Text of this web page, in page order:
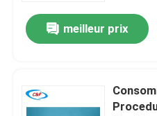
meilleur prix